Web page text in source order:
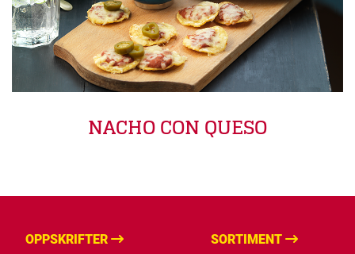
NACHO CON QUESO
OPPSKRIFTER SORTIMENT